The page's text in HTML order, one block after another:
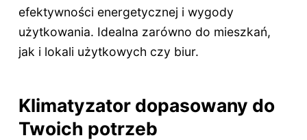
efektywności energetycznej i wygody
użytkowania. Idealna zarówno do mieszkań,
jak i lokali użytkowych czy biur.
Klimatyzator dopasowany do
Twoich potrzeb